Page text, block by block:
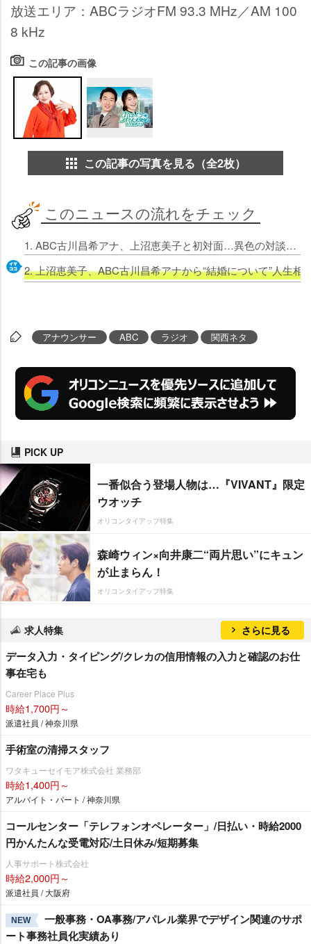
放送エリア：ABCラジオFM 93.3 MHz／AM 100
8 kHz
この記事の画像
この記事の写真を見る（全2枚）
このニュースの流れをチェック
1. ABC古川昌希アナ、上沼恵美子と初対面…異色の対談 ラジオで生歌披露の展開へ
2. 上沼恵美子、ABC古川昌希アナから“結婚について”人生相
アナウンサー ABC ラジオ 関西ネタ
PICK UP
一番似合う登場人物は…『VIVANT』限定
ウオッチ
オリコンタイアップ特集
森崎ウィン×向井康二“両片思い”にキュン
が止まらん！
オリコンタイアップ特集
求人特集 さらに見る
データ入力・タイピング/クレカの信用情報の入力と確認のお仕
事在宅も
Career Place Plus
時給1,700円～
派遣社員 / 神奈川県
手術室の清掃スタッフ
ワタキューセイモア株式会社 業務部
時給1,400円～
アルバイト・パート / 神奈川県
コールセンター「テレフォンオペレーター」/日払い・時給2000
円かんたんな受電対応/土日休み/短期募集
人事サポート株式会社
時給2,000円～
派遣社員 / 大阪府
NEW
一般事務・OA事務/アパレル業界でデザイン関連のサポ
ート事務社員化実績あり